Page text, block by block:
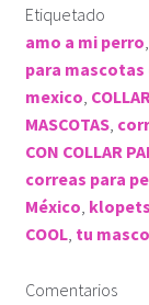
Etiquetado
amo a mi perro,
para mascotas
mexico,
MASCOTAS,
CON COLLAR
correas para
México, klopets
COOL, tu
Comentarios